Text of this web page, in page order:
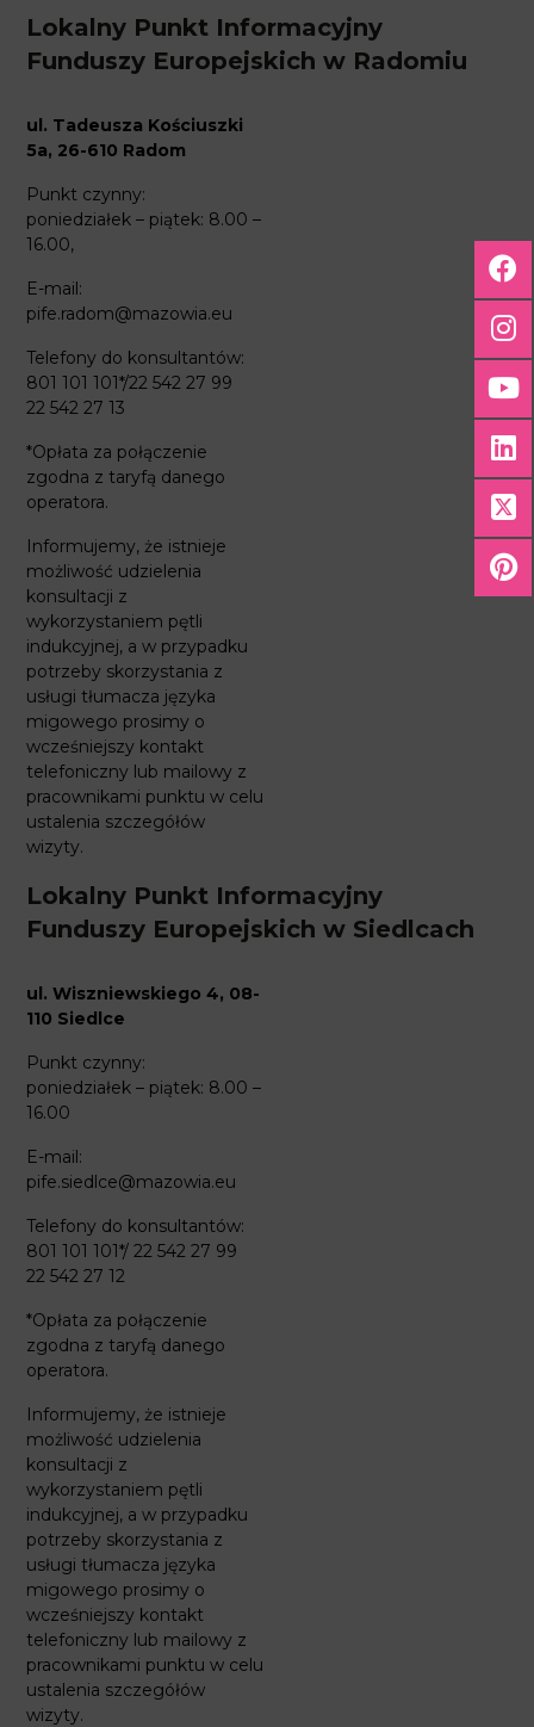
Lokalny Punkt Informacyjny
Funduszy Europejskich w Radomiu
ul. Tadeusza Kościuszki
5a, 26-610 Radom
Punkt czynny:
poniedziałek – piątek: 8.00 –
16.00,
E-mail:
pife.radom@mazowia.eu
Telefony do konsultantów:
801 101 101*/22 542 27 99
22 542 27 13
*Opłata za połączenie
zgodna z taryfą danego
operatora.
Informujemy, że istnieje
możliwość udzielenia
konsultacji z
wykorzystaniem pętli
indukcyjnej, a w przypadku
potrzeby skorzystania z
usługi tłumacza języka
migowego prosimy o
wcześniejszy kontakt
telefoniczny lub mailowy z
pracownikami punktu w celu
ustalenia szczegółów
wizyty.
Lokalny Punkt Informacyjny
Funduszy Europejskich w Siedlcach
ul. Wiszniewskiego 4, 08-
110 Siedlce
Punkt czynny:
poniedziałek – piątek: 8.00 –
16.00
E-mail:
pife.siedlce@mazowia.eu
Telefony do konsultantów:
801 101 101*/ 22 542 27 99
22 542 27 12
*Opłata za połączenie
zgodna z taryfą danego
operatora.
Informujemy, że istnieje
możliwość udzielenia
konsultacji z
wykorzystaniem pętli
indukcyjnej, a w przypadku
potrzeby skorzystania z
usługi tłumacza języka
migowego prosimy o
wcześniejszy kontakt
telefoniczny lub mailowy z
pracownikami punktu w celu
ustalenia szczegółów
wizyty.